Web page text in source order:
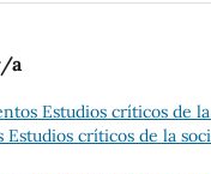
a
Estudios críticos de
Estudios críticos de la